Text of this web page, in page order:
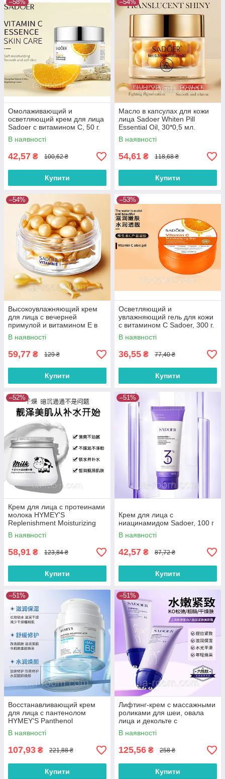
–58%
Омолаживающий и
осветляющий крем для лица
Sadoer с витамином С, 50 г.
В наявності
42,57 ₴ 100,62 ₴
Купити
–54%
Масло в капсулах для кожи
лица Sadoer Whiten Pill
Essential Oil, 30*0,5 мл.
В наявності
54,61 ₴ 118,68 ₴
Купити
–54%
Высокоувлажняющий крем
для лица с вечерней
примулой и витамином Е в
капсулах SADOER,
0,34г*30шт.
В наявності
59,77 ₴ 129 ₴
Купити
–53%
Осветляющий и
увлажняющий гель для кожи
с витамином С Sadoer, 300 г.
В наявності
36,55 ₴ 77,40 ₴
Купити
–52%
Крем для лица с протеинами
молока HYMEY'S
Replenishment Moisturizing
Milk Cream, 80 г.
В наявності
58,91 ₴ 123,84 ₴
Купити
–51%
Крем для лица с
ниацинамидом Sadoer, 100 г
В наявності
42,57 ₴ 87,72 ₴
Купити
–51%
Восстанавливающий крем
для лица с пантенолом
HYMEY'S Panthenol
Hyaluronic Acid Repairing
Cream, 50 г.
В наявності
107,93 ₴ 221,88 ₴
Купити
–51%
Лифтинг-крем с массажными
роликами для шеи, овала
лица и декольте с
коллагеном Sadoer, 150 г
В наявності
125,56 ₴ 258 ₴
Купити